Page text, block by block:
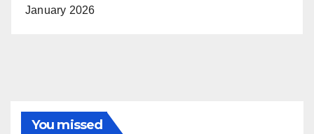
January 2026
You missed